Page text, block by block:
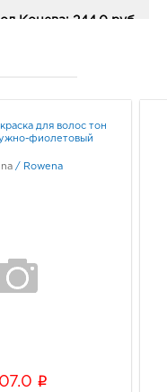
Конева: 244.0 руб.
Маяк: 244.0 руб.
ул 50-летия
ост-ка Стадион:
для волос тон
фиолетовый
/ Rowena
i